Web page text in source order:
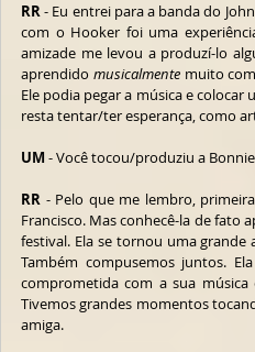
RR - Eu entrei para a banda do
com o Hooker foi uma
amizade me levou a produzí-lo
aprendido musicalmente muito com
Ele podia pegar a música e
resta tentar/ter esperança, como
UM - Você tocou/produziu a
RR - Pelo que me lembro,
Francisco. Mas conhecê-la de fato
festival. Ela se tornou uma
Também compusemos juntos.
comprometida com a sua
Tivemos grandes momentos
amiga.